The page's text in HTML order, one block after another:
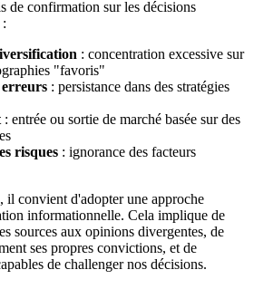
de confirmation sur les décisions
: concentration excessive sur
"favoris"
: persistance dans des stratégies
: entrée ou sortie de marché basée sur des
risques : ignorance des facteurs
il convient d'adopter une approche
informationnelle. Cela implique de
sources aux opinions divergentes, de
ses propres convictions, et de
de challenger nos décisions.